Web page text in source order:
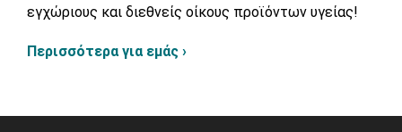
εγχώριους και διεθνείς οίκους προϊόντων υγείας!
Περισσότερα για εμάς ›